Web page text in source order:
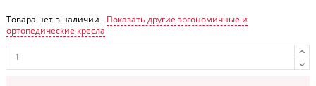
Товара нет в наличии - Показать другие эргономичные и
ортопедические кресла